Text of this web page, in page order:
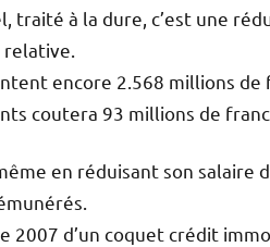
traité à la dure, c’est une
encore 2.568 millions de
coutera 93 millions de
en réduisant son salaire
2007 d’un coquet crédit